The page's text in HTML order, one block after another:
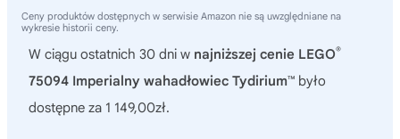
Ceny produktów dostępnych w serwisie Amazon nie są uwzględniane na
wykresie historii ceny.
W ciągu ostatnich 30 dni w najniższej cenie LEGO®
75094 Imperialny wahadłowiec Tydirium™ było
dostępne za 1 149,00zł.